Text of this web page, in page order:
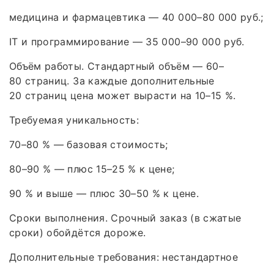
медицина и фармацевтика — 40 000–80 000 руб.;
IT и программирование — 35 000–90 000 руб.
Объём работы. Стандартный объём — 60–
80 страниц. За каждые дополнительные
20 страниц цена может вырасти на 10–15 %.
Требуемая уникальность:
70–80 % — базовая стоимость;
80–90 % — плюс 15–25 % к цене;
90 % и выше — плюс 30–50 % к цене.
Сроки выполнения. Срочный заказ (в сжатые
сроки) обойдётся дороже.
Дополнительные требования: нестандартное